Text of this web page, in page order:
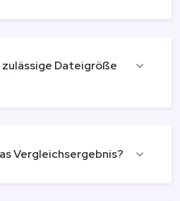
zulässige Dateigröße
Vergleichsergebnis?